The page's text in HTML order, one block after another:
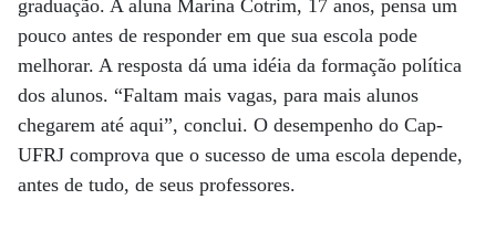
graduação. A aluna Marina Cotrim, 17 anos, pensa um
pouco antes de responder em que sua escola pode
melhorar. A resposta dá uma idéia da formação política
dos alunos. “Faltam mais vagas, para mais alunos
chegarem até aqui”, conclui. O desempenho do Cap-
UFRJ comprova que o sucesso de uma escola depende,
antes de tudo, de seus professores.